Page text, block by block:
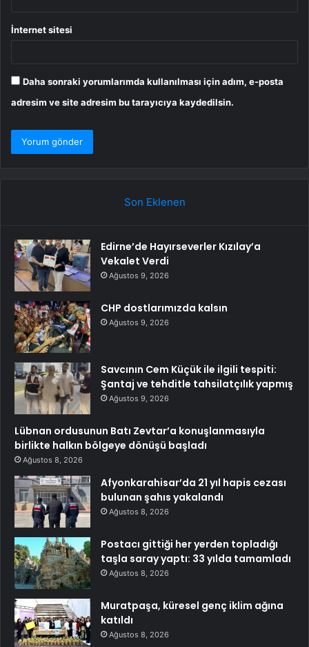
İnternet sitesi
Daha sonraki yorumlarımda kullanılması için adım, e-posta
adresim ve site adresim bu tarayıcıya kaydedilsin.
Son Eklenen
Edirne’de Hayırseverler Kızılay’a
Vekalet Verdi
Ağustos 9, 2026
CHP dostlarımızda kalsın
Ağustos 9, 2026
Savcının Cem Küçük ile ilgili tespiti:
Şantaj ve tehditle tahsilatçılık yapmış
Ağustos 9, 2026
Lübnan ordusunun Batı Zevtar’a konuşlanmasıyla
birlikte halkın bölgeye dönüşü başladı
Ağustos 8, 2026
Afyonkarahisar’da 21 yıl hapis cezası
bulunan şahıs yakalandı
Ağustos 8, 2026
Postacı gittiği her yerden topladığı
taşla saray yaptı: 33 yılda tamamladı
Ağustos 8, 2026
Muratpaşa, küresel genç iklim ağına
katıldı
Ağustos 8, 2026